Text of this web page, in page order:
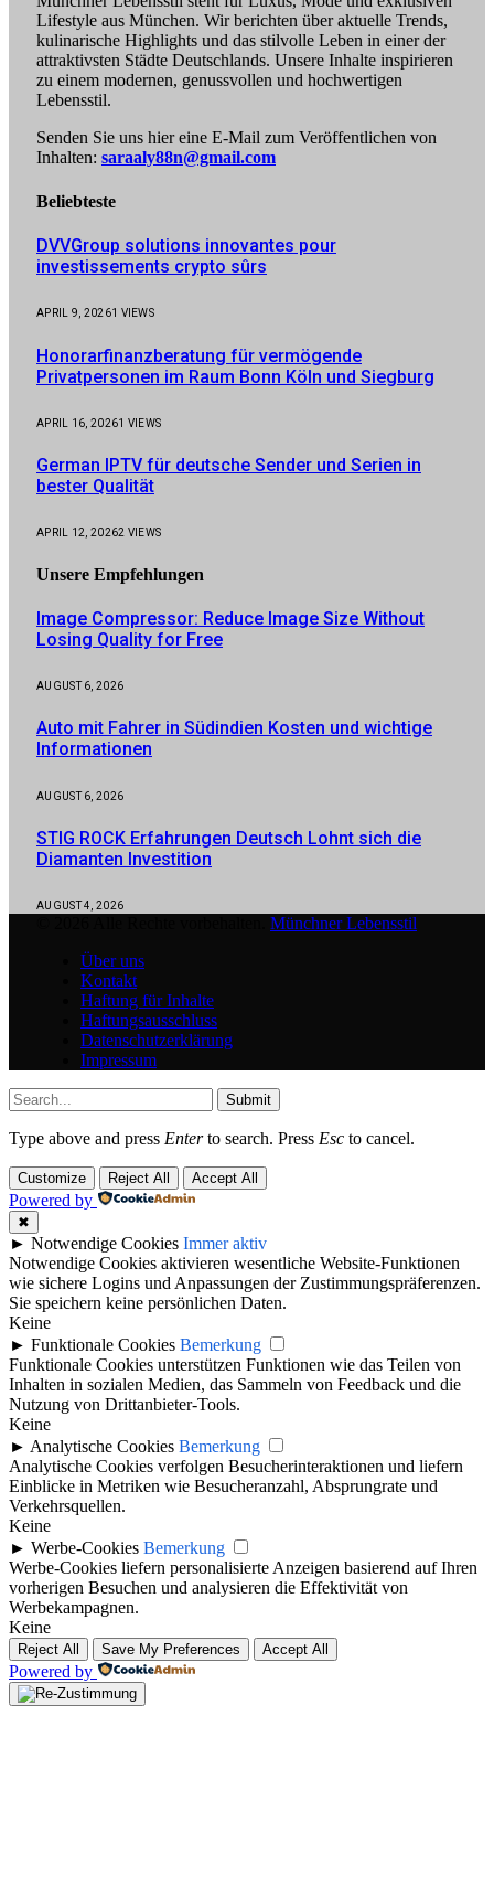
Lifestyle aus München. Wir berichten über aktuelle Trends,
kulinarische Highlights und das stilvolle Leben in einer der
attraktivsten Städte Deutschlands. Unsere Inhalte inspirieren
zu einem modernen, genussvollen und hochwertigen
Lebensstil.
Senden Sie uns hier eine E-Mail zum Veröffentlichen von
Inhalten: saraaly88n@gmail.com
Beliebteste
DVVGroup solutions innovantes pour
investissements crypto sûrs
APRIL 9, 20261 VIEWS
Honorarfinanzberatung für vermögende
Privatpersonen im Raum Bonn Köln und Siegburg
APRIL 16, 20261 VIEWS
German IPTV für deutsche Sender und Serien in
bester Qualität
APRIL 12, 20262 VIEWS
Unsere Empfehlungen
Image Compressor: Reduce Image Size Without
Losing Quality for Free
AUGUST 6, 2026
Auto mit Fahrer in Südindien Kosten und wichtige
Informationen
AUGUST 6, 2026
STIG ROCK Erfahrungen Deutsch Lohnt sich die
Diamanten Investition
AUGUST 4, 2026
Münchner Lebensstil
Über uns
Kontakt
Haftung für Inhalte
Haftungsausschluss
Datenschutzerklärung
Impressum
Submit
Type above and press Enterto search. Press Esc to cancel.
Customize Reject All Accept All
Powered by
✖
► Notwendige Cookies Immer aktiv
Notwendige Cookies aktivieren wesentliche Website-Funktionen
wie sichere Logins und Anpassungen der Zustimmungspräferenzen.
Sie speichern keine persönlichen Daten.
Keine
► Funktionale Cookies Bemerkung
Funktionale Cookies unterstützen Funktionen wie das Teilen von
Inhalten in sozialen Medien, das Sammeln von Feedback und die
Nutzung von Drittanbieter-Tools.
Keine
► Analytische Cookies Bemerkung
Analytische Cookies verfolgen Besucherinteraktionen und liefern
Einblicke in Metriken wie Besucheranzahl, Absprungrate und
Verkehrsquellen.
Keine
► Werbe-Cookies Bemerkung
Werbe-Cookies liefern personalisierte Anzeigen basierend auf Ihren
vorherigen Besuchen und analysieren die Effektivität von
Werbekampagnen.
Keine
Reject All Save My Preferences Accept All
Powered by